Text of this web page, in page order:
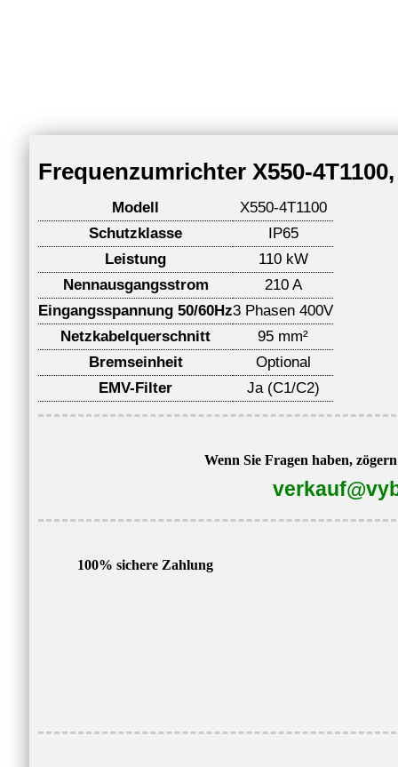
Frequenzumrichter X550-4T1100,
Modell
X550-4T1100
Schutzklasse
IP65
Leistung
110 kW
Nennausgangsstrom
210 A
Eingangsspannung 50/60Hz3 Phasen 400V
Netzkabelquerschnitt
95 mm²
Bremseinheit
Optional
EMV-Filter
Ja (C1/C2)
Wenn Sie Fragen haben,
100% sichere Zahlung